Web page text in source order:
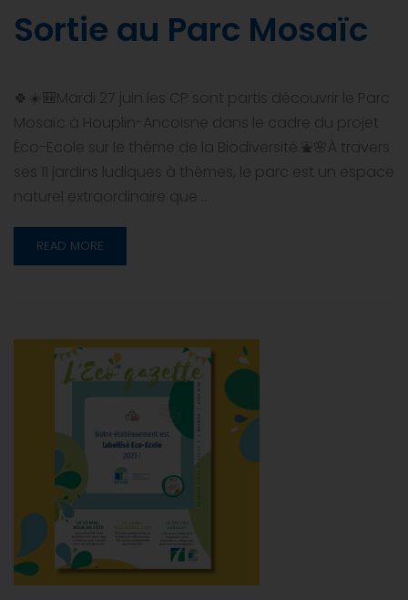
Sortie au Parc Mosaïc
🍀☀️🎒Mardi 27 juin les CP sont partis découvrir le Parc
Mosaïc à Houplin-Ancoisne dans le cadre du projet
Éco-Ecole sur le thème de la Biodiversité.⛲️🌸À travers
ses 11 jardins ludiques à thèmes, le parc est un espace
naturel extraordinaire que …
READ MORE